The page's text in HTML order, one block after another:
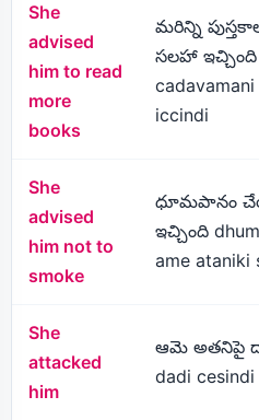
She
advised
him to read
more
books
మరిన్ని
సలహా ఇచ్చింది
iccindi
She
advised
him not to
smoke
ధూమపానం
ఇచ్చింది
ame ataniki
She
attacked
him
ఆమె అతనిపై
dadi cesindi